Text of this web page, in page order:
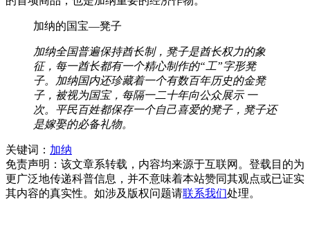
加纳的国宝—凳子
加纳全国普遍保持酋长制，凳子是酋长权力的象
征，每一酋长都有一个精心制作的“工”字形凳
子。加纳国内还珍藏着一个有数百年历史的金凳
子，被视为国宝，每隔一二十年向公众展示 一
次。平民百姓都保存一个自己喜爱的凳子，凳子还
是嫁娶的必备礼物。
关键词： 加纳
免责声明：该文章系转载，内容均来源于互联网。登载目的为
更广泛地传递科普信息，并不意味着本站赞同其观点或已证实
其内容的真实性。如涉及版权问题请联系我们处理。